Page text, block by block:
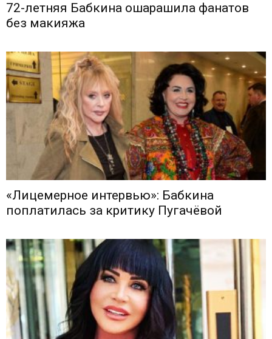
72-летняя Бабкина ошарашила фанатов
без макияжа
«Лицемерное интервью»: Бабкина
поплатилась за критику Пугачёвой